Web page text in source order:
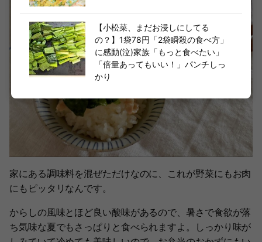
家にある調味料を混ぜただけなのに、これが野菜にもお肉
にもピッタリなんです。
からしの風味とほど良い酸味があるので、暑さで食欲が落
ち気味な夏でもさっぱりと食べられますよ。しっかり味が
【小松菜、まだお浸しにしてる
の？】1袋78円「2袋瞬殺の食べ方」
に感動(泣)家族「もっと食べたい」
「倍量あってもいい！」パンチしっ
かり